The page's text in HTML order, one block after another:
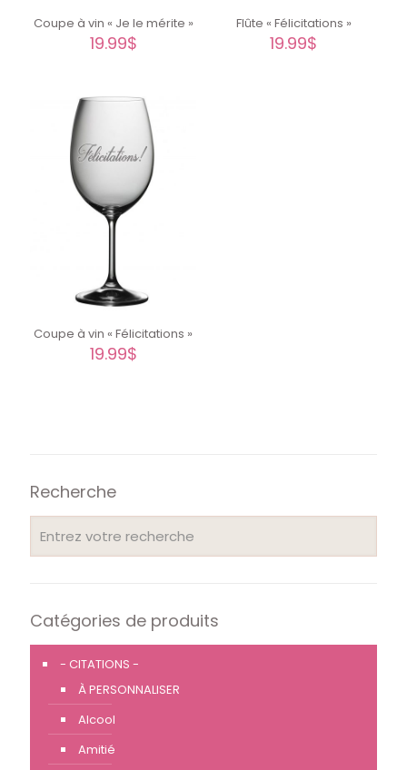
Coupe à vin « Je le mérite »
19.99$
Flûte « Félicitations »
19.99$
Coupe à vin « Félicitations »
19.99$
Recherche
Catégories de produits
- CITATIONS -
À PERSONNALISER
Alcool
Amitié